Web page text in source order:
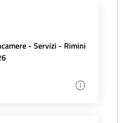
- Servizi - Rimini